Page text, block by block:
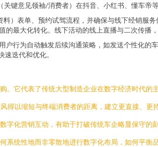
键意见领袖/消费者）在抖音、小红书、懂车帝
料）表单、预约试驾流程，并确保与线下经销服
最大化转化。线下活动的线上直播与二次传播
户行为自动触发后续沟通策略，如发送个性化
迭代和优化。
它代表了传统大型制造企业在数字经济时代的主
得以缩短与终端消费者的距离，建立更直接、更
字化营销互动，有助于打破传统车企略显保守的
系统性地而非零散地进行数字化布局，如何平衡